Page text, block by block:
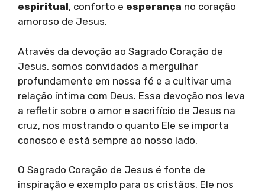
espiritual, conforto e esperança no coração
amoroso de Jesus.
Através da devoção ao Sagrado Coração de
Jesus, somos convidados a mergulhar
profundamente em nossa fé e a cultivar uma
relação íntima com Deus. Essa devoção nos leva
a refletir sobre o amor e sacrifício de Jesus na
cruz, nos mostrando o quanto Ele se importa
conosco e está sempre ao nosso lado.
O Sagrado Coração de Jesus é fonte de
inspiração e exemplo para os cristãos. Ele nos